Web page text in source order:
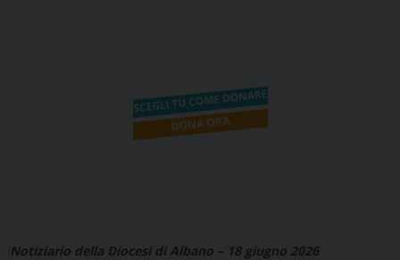
Notiziario della Diocesi di Albano – 18 giugno 2026